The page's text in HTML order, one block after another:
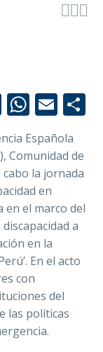

LinkedIn
Española
Comunidad de
cabo la jornada
en
en el marco del
a
en la
En el acto
con
del
las políticas